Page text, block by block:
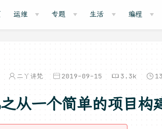
运维 专题 生活 编程
二丫讲梵 2019-09-15 3.3k
一个简单的项目构